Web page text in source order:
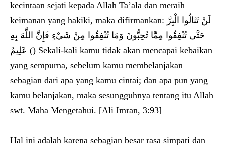
kecintaan sejati kepada Allah Ta’ala dan meraih
keimanan yang hakiki, maka difirmankan: لَنْ تَنَالُوا الْبِرَّ
حَتَّى تُنْفِقُوا مِمَّا تُحِبُّونَ وَمَا تُنْفِقُوا مِنْ شَيْءٍ فَإِنَّ اللَّهَ بِهِ
عَلِيمٌ () Sekali-kali kamu tidak akan mencapai kebaikan
yang sempurna, sebelum kamu membelanjakan
sebagian dari apa yang kamu cintai; dan apa pun yang
kamu belanjakan, maka sesungguhnya tentang itu Allah
swt. Maha Mengetahui. [Ali Imran, 3:93]
Hal ini adalah karena sebagian besar rasa simpati dan